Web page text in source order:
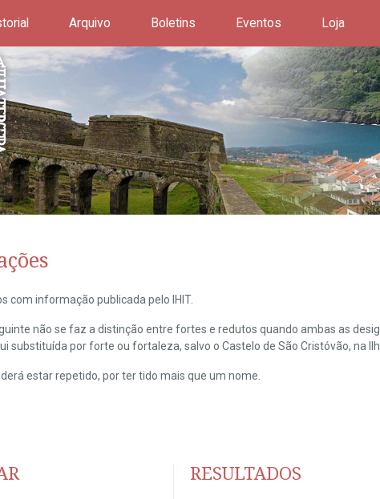
Arquivo Boletins Eventos Loja
com informação publicada pelo IHIT.
não se faz a distinção entre fortes e redutos quando ambas as
substituída por forte ou fortaleza, salvo o Castelo de São Cristóvão, na
estar repetido, por ter tido mais que um nome.
RESULTADOS